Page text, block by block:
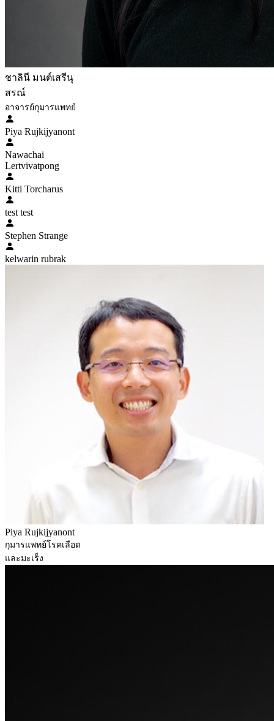
ชาลินี มนต์เสรีนุ
สรณ์
อาจารย์กุมารแพทย์
Piya Rujkijyanont
Nawachai
Lertvivatpong
Kitti Torcharus
test test
Stephen Strange
kelwarin rubrak
Piya Rujkijyanont
กุมารแพทย์โรคเลือด
และมะเร็ง